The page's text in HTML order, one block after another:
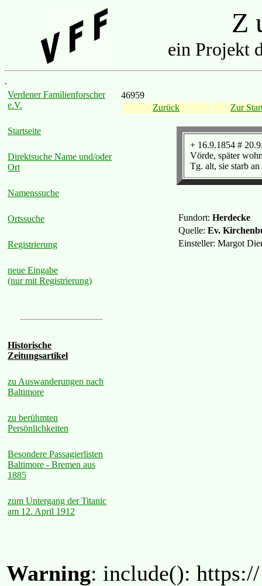
Z
ein Projekt
.
Verdener Familienforscher
e.V.
Startseite
Direktsuche Name und/oder
Ort
Namenssuche
Ortssuche
Registrierung
neue Eingabe
(nur mit Registrierung)
Historische
Zeitungsartikel
zu Auswanderungen nach
Baltimore
zu berühmten
Persönlichkeiten
Besondere Passagierlisten
Baltimore - Bremen aus
1885
zum Untergang der Titanic
am 12. April 1912
46959
Zurück
Zur
+ 16.9.1854 #
Vörde, später
Tg. alt, sie starb
Fundort: Herdecke
Quelle: Ev.
Einsteller: Margot
Warning: include():